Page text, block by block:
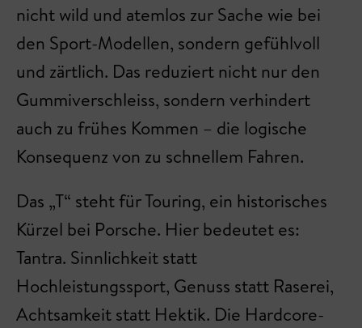
nicht wild und atemlos zur Sache wie bei
den Sport-Modellen, sondern gefühlvoll
und zärtlich. Das reduziert nicht nur den
Gummiverschleiss, sondern verhindert
auch zu frühes Kommen – die logische
Konsequenz von zu schnellem Fahren.
Das „T“ steht für Touring, ein historisches
Kürzel bei Porsche. Hier bedeutet es:
Tantra. Sinnlichkeit statt
Hochleistungssport, Genuss statt Raserei,
Achtsamkeit statt Hektik. Die Hardcore-